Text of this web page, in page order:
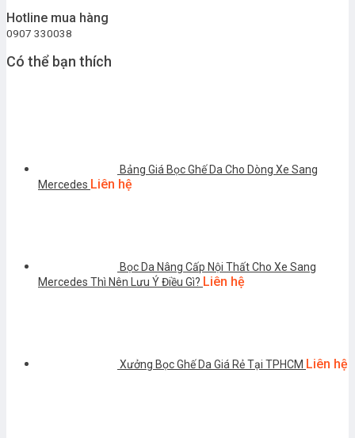
Hotline mua hàng
0907 330038
Có thể bạn thích
Bảng Giá Bọc Ghế Da Cho Dòng Xe Sang
Mercedes Liên hệ
Bọc Da Nâng Cấp Nội Thất Cho Xe Sang
Mercedes Thì Nên Lưu Ý Điều Gì? Liên hệ
Xưởng Bọc Ghế Da Giá Rẻ Tại TPHCM Liên hệ